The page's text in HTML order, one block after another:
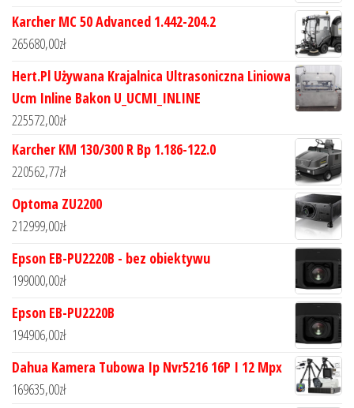
Karcher MC 50 Advanced 1.442-204.2
265680,00zł
Hert.Pl Używana Krajalnica Ultrasoniczna Liniowa
Ucm Inline Bakon U_UCMI_INLINE
225572,00zł
Karcher KM 130/300 R Bp 1.186-122.0
220562,77zł
Optoma ZU2200
212999,00zł
Epson EB-PU2220B - bez obiektywu
199000,00zł
Epson EB-PU2220B
194906,00zł
Dahua Kamera Tubowa Ip Nvr5216 16P I 12 Mpx
169635,00zł